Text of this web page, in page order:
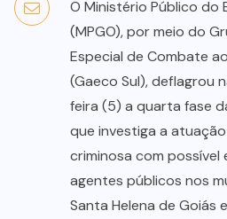
O Ministério Público do
(MPGO), por meio do
Especial de Combate
(Gaeco Sul), deflagrou
feira (5) a quarta fase
que investiga a
criminosa com possível
agentes públicos nos
Santa Helena de Goiás